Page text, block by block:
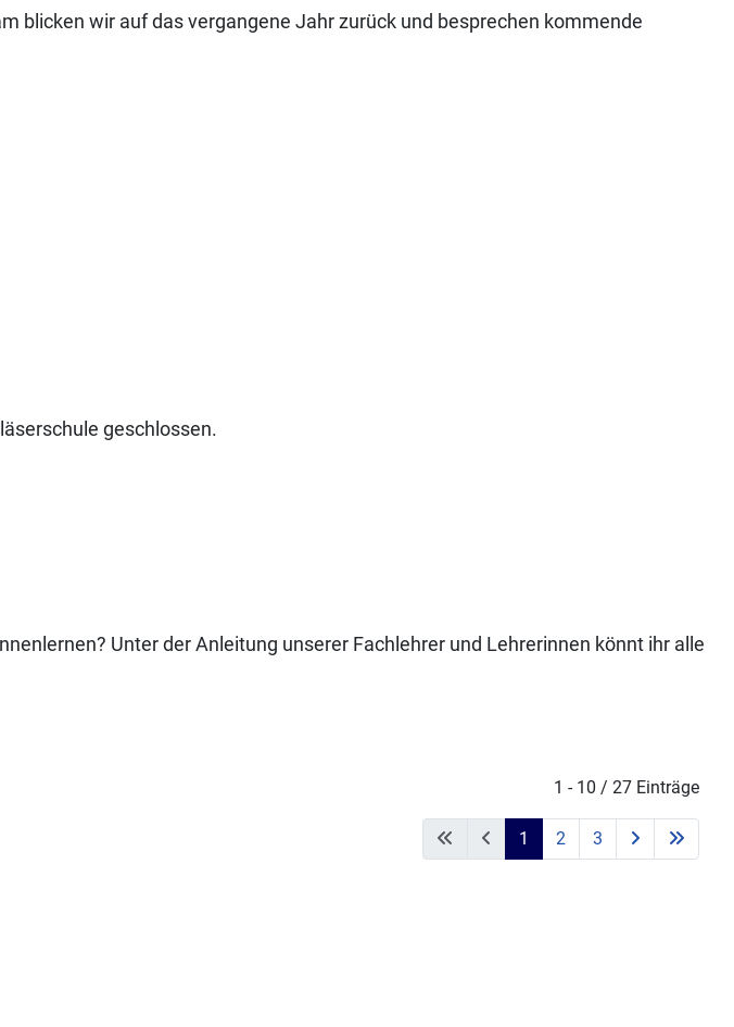
blicken wir auf das vergangene Jahr zurück und besprechen kommende
geschlossen.
Unter der Anleitung unserer Fachlehrer und Lehrerinnen könnt ihr alle
1 - 10 / 27 Einträge
1
2 3